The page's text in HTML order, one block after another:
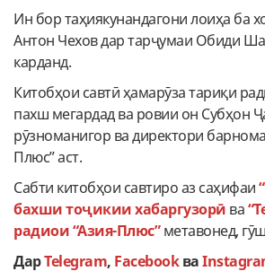
Ин бор таҳиякунандагони лоиҳа ба
Антон Чехов дар тарҷумаи Обиди
карданд.
Китобҳои савтӣ ҳамарӯза тариқи
пахш мегардад ва ровии он Субҳон
рӯзноманигор ва директори
Плюс” аст.
Cабти китобҳои савтиро аз саҳифаи
бахши тоҷикии хабаргузорӣ ва
радиои “Азия-Плюс”метавонед,
ДарTelegram, Facebookва